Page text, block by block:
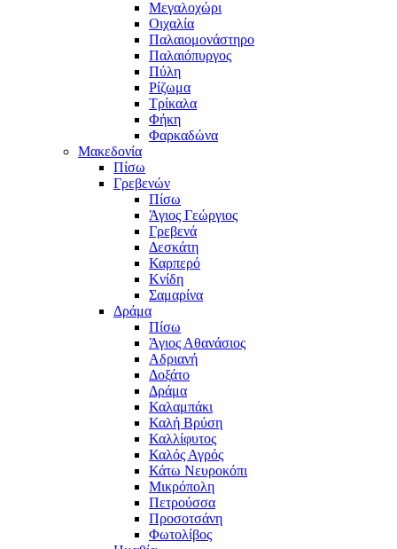
Μεγαλοχώρι
Οιχαλία
Παλαιομονάστηρο
Παλαιόπυργος
Πύλη
Ρίζωμα
Τρίκαλα
Φήκη
Φαρκαδώνα
Μακεδονία
Πίσω
Γρεβενών
Πίσω
Άγιος Γεώργιος
Γρεβενά
Δεσκάτη
Καρπερό
Κνίδη
Σαμαρίνα
Δράμα
Πίσω
Άγιος Αθανάσιος
Αδριανή
Δοξάτο
Δράμα
Καλαμπάκι
Καλή Βρύση
Καλλίφυτος
Καλός Αγρός
Κάτω Νευροκόπι
Μικρόπολη
Πετρούσσα
Προσοτσάνη
Φωτολίβος